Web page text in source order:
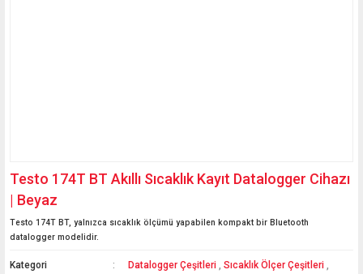
Testo 174T BT Akıllı Sıcaklık Kayıt Datalogger Cihazı
| Beyaz
Testo 174T BT, yalnızca sıcaklık ölçümü yapabilen kompakt bir Bluetooth
datalogger modelidir.
Kategori Datalogger Çeşitleri ,Sıcaklık Ölçer Çeşitleri ,